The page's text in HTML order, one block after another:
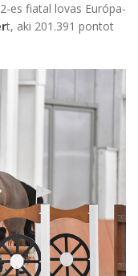
es fiatal lovas Európa-
t, aki 201.391 pontot